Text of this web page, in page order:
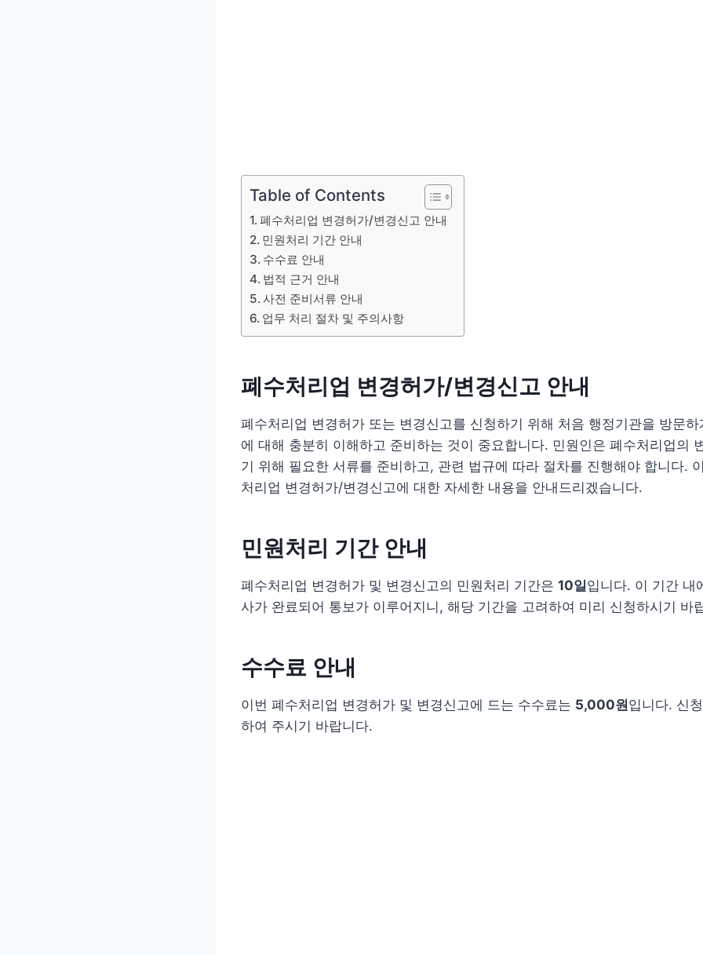
Table of Contents
폐수처리업 변경허가/변경신고 안내
민원처리 기간 안내
수수료 안내
법적 근거 안내
사전 준비서류 안내
업무 처리 절차 및 주의사항
폐수처리업 변경허가/변경신고 안내
폐수처리업 변경허가 또는 변경신고를 신청하기 위해 처음 행정기관을 방문
에 대해 충분히 이해하고 준비하는 것이 중요합니다. 민원인은 폐수처리업의
기 위해 필요한 서류를 준비하고, 관련 법규에 따라 절차를 진행해야 합니다.
처리업 변경허가/변경신고에 대한 자세한 내용을 안내드리겠습니다.
민원처리 기간 안내
폐수처리업 변경허가 및 변경신고의 민원처리 기간은 10일입니다. 이 기간 내
사가 완료되어 통보가 이루어지니, 해당 기간을 고려하여 미리 신청하시기 바
수수료 안내
이번 폐수처리업 변경허가 및 변경신고에 드는 수수료는 5,000원입니다. 신
하여 주시기 바랍니다.